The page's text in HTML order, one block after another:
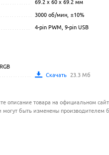
69.2 x 60 x 69.2 мм
3000об/мин, ±10%
4-pin PWM, 9-pin USB
Скачать 23.3 Мб
описание товара на официальном
быть изменены производителем